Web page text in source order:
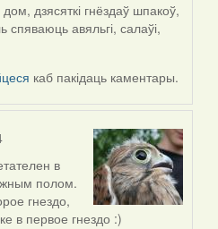
дзясяткі гнёздаў шпакоў,
авяльгі, салаўі,
каб пакідаць каментары.
в
полом.
гнездо,
в первое гнездо :)